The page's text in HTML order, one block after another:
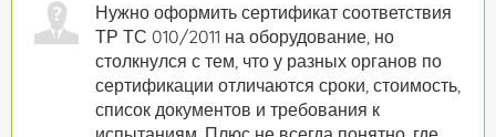
Нужно оформить сертификат соответствия
ТР ТС 010/2011 на оборудование, но
столкнулся с тем, что у разных органов по
сертификации отличаются сроки, стоимость,
список документов и требования к